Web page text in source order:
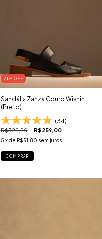
21 % OFF
Sandália Zanza Couro Wishin
(Preto)
(34)
R$329,90 R$259,00
5 x de R$51,80 sem juros
COMPRAR